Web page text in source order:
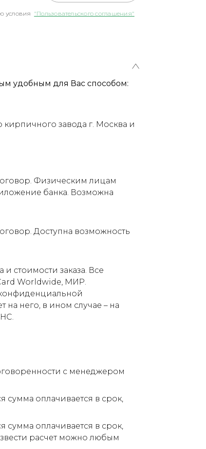
условия
"Пользовательского соглашения"
удобным для Вас способом:
завода г. Москва и
Физическим лицам
банка. Возможна
Доступна возможность
стоимости заказа. Все
Worldwide, МИР.
него, в ином случае – на
с менеджером
сумма оплачивается в срок,
сумма оплачивается в срок,
расчет можно любым